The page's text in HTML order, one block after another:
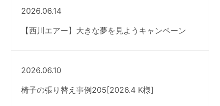
2026.06.14
【西川エアー】大きな夢を見ようキャンペーン
2026.06.10
椅子の張り替え事例205[2026.4 K様]